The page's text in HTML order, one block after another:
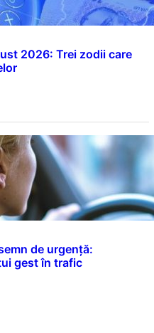
2026: Trei zodii care
de urgență:
gest în trafic